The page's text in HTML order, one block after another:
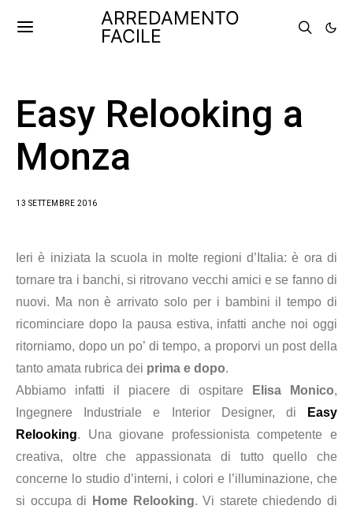
ARREDAMENTO
FACILE
Easy Relooking a
Monza
13 SETTEMBRE 2016
Ieri è iniziata la scuola in molte regioni d’Italia: è ora di
tornare tra i banchi, si ritrovano vecchi amici e se fanno di
nuovi. Ma non è arrivato solo per i bambini il tempo di
ricominciare dopo la pausa estiva, infatti anche noi oggi
ritorniamo, dopo un po’ di tempo, a proporvi un post della
tanto amata rubrica dei prima e dopo.
Abbiamo infatti il piacere di ospitare
Elisa Monico,
Ingegnere Industriale e Interior Designer, di
Easy
Relooking. Una giovane professionista competente e
creativa, oltre che appassionata di tutto quello che
concerne lo studio d’interni, i colori e l’illuminazione, che
si occupa di
Home Relooking. Vi starete chiedendo di